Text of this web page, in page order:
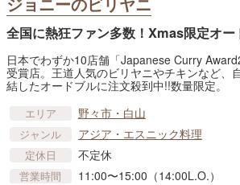
全国に熱狂ファン多数！Xmas限定オ
日本でわずか10店舗「Japanese Curry
受賞店。王道人気のビリヤニやチキンなど、
結したオードブルに注文殺到中!!数量限定。
エリア 野々市・白山
ジャンル アジア・エスニック料理
定休日 不定休
営業時間 11:00〜15:00（14:00L.O.）